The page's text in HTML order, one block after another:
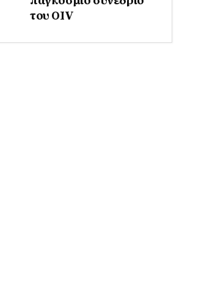
του ΟΙV